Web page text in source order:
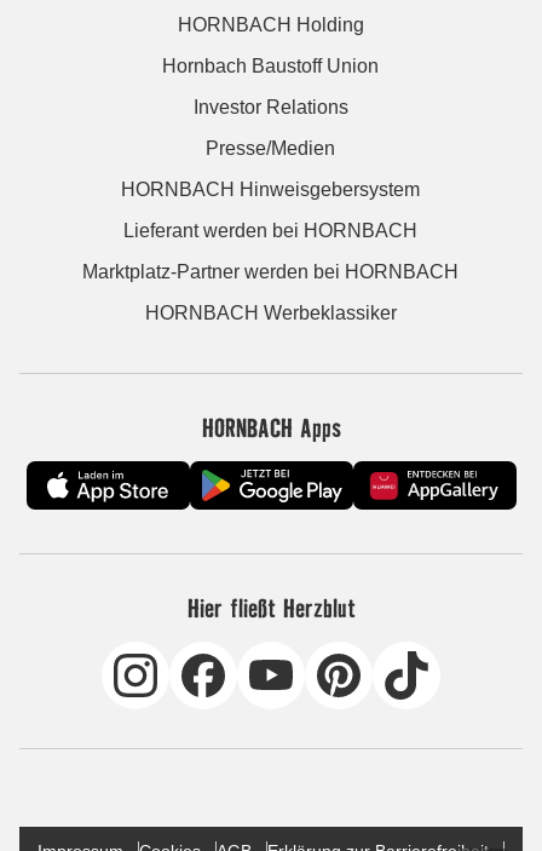
HORNBACH Holding
Hornbach Baustoff Union
Investor Relations
Presse/Medien
HORNBACH Hinweisgebersystem
Lieferant werden bei HORNBACH
Marktplatz-Partner werden bei HORNBACH
HORNBACH Werbeklassiker
HORNBACH Apps
Hier fließt Herzblut